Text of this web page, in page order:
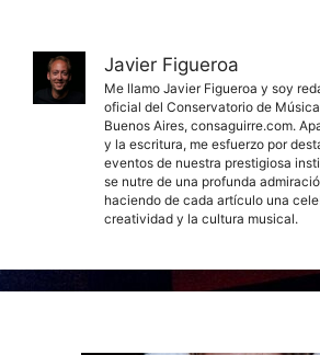
Javier Figueroa
Me llamo Javier Figueroa y soy
oficial del Conservatorio de
Buenos Aires, consaguirre.com.
y la escritura, me esfuerzo por
eventos de nuestra prestigiosa
se nutre de una profunda
haciendo de cada artículo una
creatividad y la cultura musical.